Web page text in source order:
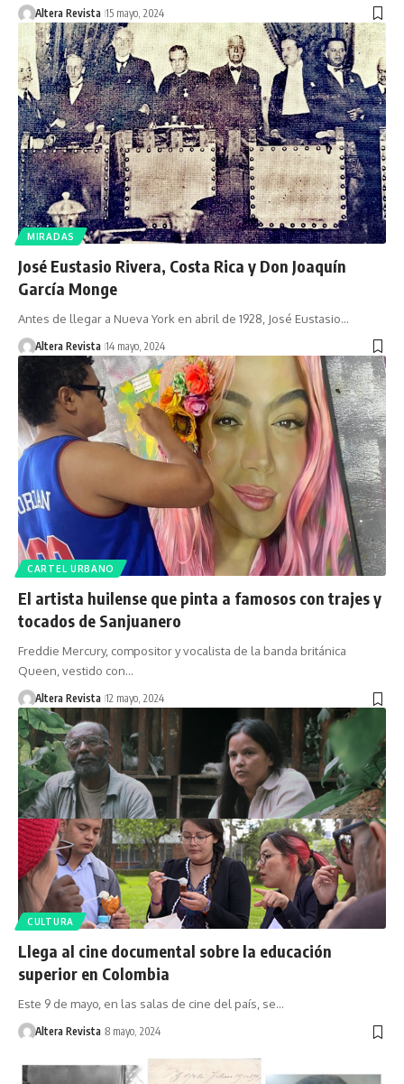
Altera Revista 15 mayo, 2024
MIRADAS
José Eustasio Rivera, Costa Rica y Don Joaquín
García Monge
Antes de llegar a Nueva York en abril de 1928, José Eustasio…
Altera Revista 14 mayo, 2024
CARTEL URBANO
El artista huilense que pinta a famosos con trajes y
tocados de Sanjuanero
Freddie Mercury, compositor y vocalista de la banda británica
Queen, vestido con…
Altera Revista 12 mayo, 2024
CULTURA
Llega al cine documental sobre la educación
superior en Colombia
Este 9 de mayo, en las salas de cine del país, se…
Altera Revista 8 mayo, 2024